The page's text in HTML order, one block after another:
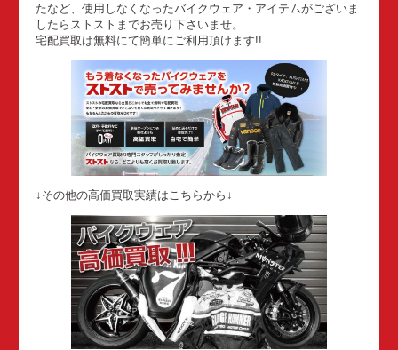
たなど、使用しなくなったバイクウェア・アイテムがございま
したらストストまでお売り下さいませ。
宅配買取は無料にて簡単にご利用頂けます!!
↓その他の高価買取実績はこちらから↓